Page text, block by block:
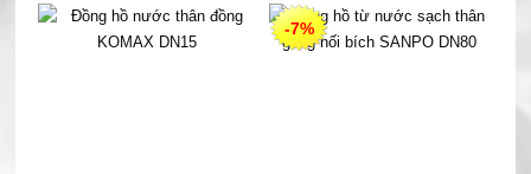
DN80
-7%